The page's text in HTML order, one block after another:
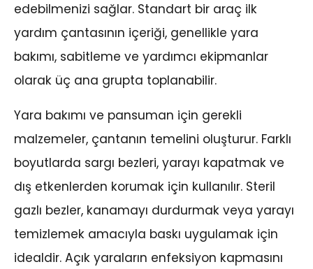
edebilmenizi sağlar. Standart bir araç ilk
yardım çantasının içeriği, genellikle yara
bakımı, sabitleme ve yardımcı ekipmanlar
olarak üç ana grupta toplanabilir.
Yara bakımı ve pansuman için gerekli
malzemeler, çantanın temelini oluşturur. Farklı
boyutlarda sargı bezleri, yarayı kapatmak ve
dış etkenlerden korumak için kullanılır. Steril
gazlı bezler, kanamayı durdurmak veya yarayı
temizlemek amacıyla baskı uygulamak için
idealdir. Açık yaraların enfeksiyon kapmasını